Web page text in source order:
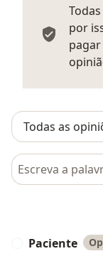
por
Pesquisar em
Paciente